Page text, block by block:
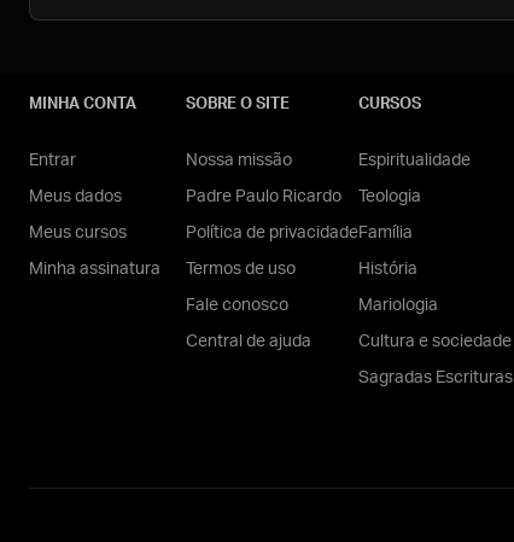
MINHA CONTA
Entrar
Meus dados
Meus cursos
Minha assinatura
SOBRE O SITE
Nossa missão
Padre Paulo Ricardo
Política de privacidade
Termos de uso
Fale conosco
Central de ajuda
CURSOS
Espiritualidade
Teologia
Família
História
Mariologia
Cultura e sociedade
Sagradas Escrituras